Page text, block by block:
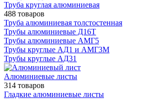
Труба круглая алюминиевая
488 товаров
Труба алюминиевая толстостенная
Трубы алюминиевые Д16Т
Трубы алюминиевые АМГ5
Трубы круглые АД1 и АМГ3М
Трубы круглые АД31
Алюминиевые листы
314 товаров
Гладкие алюминиевые листы